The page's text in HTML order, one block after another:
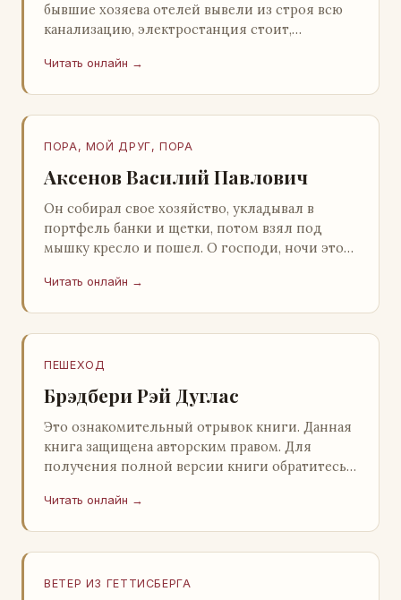
бывшие хозяева отелей вывели из строя всю
канализацию, электростанция стоит,
А. Алешин». …
Читать онлайн →
ПОРА, МОЙ ДРУГ, ПОРА
Аксенов Василий Павлович
Он собирал свое хозяйство, укладывал в
портфель банки и щетки, потом взял под
мышку кресло и пошел. О господи, ночи этой
заставлял…
Читать онлайн →
ПЕШЕХОД
Брэдбери Рэй Дуглас
Это ознакомительный отрывок книги. Данная
книга защищена авторским правом. Для
получения полной версии книги обратитесь к
легального ко…
Читать онлайн →
ВЕТЕР ИЗ ГЕТТИСБЕРГА